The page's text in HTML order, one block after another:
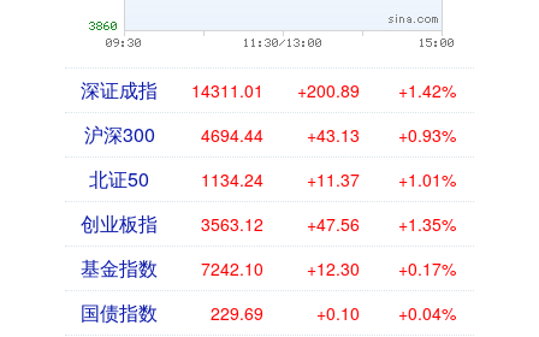
深证成指 14311.01 +200.89 +1.42%
沪深300 4694.44 +43.13 +0.93%
北证50 1134.24 +11.37 +1.01%
创业板指 3563.12 +47.56 +1.35%
基金指数 7242.10 +12.30 +0.17%
国债指数 229.69 +0.10 +0.04%